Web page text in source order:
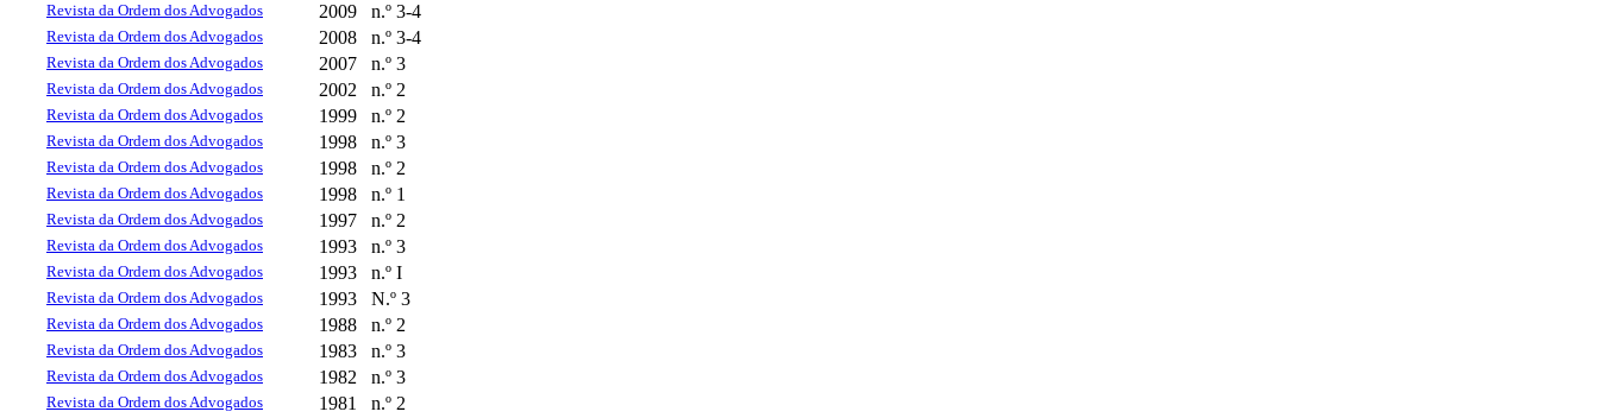
Revista da Ordem dos Advogados 2009 n.º 3-4
Revista da Ordem dos Advogados 2008 n.º 3-4
Revista da Ordem dos Advogados 2007 n.º 3
Revista da Ordem dos Advogados 2002 n.º 2
Revista da Ordem dos Advogados 1999 n.º 2
Revista da Ordem dos Advogados 1998 n.º 3
Revista da Ordem dos Advogados 1998 n.º 2
Revista da Ordem dos Advogados 1998 n.º 1
Revista da Ordem dos Advogados 1997 n.º 2
Revista da Ordem dos Advogados 1993 n.º 3
Revista da Ordem dos Advogados 1993 n.º I
Revista da Ordem dos Advogados 1993 N.º 3
Revista da Ordem dos Advogados 1988 n.º 2
Revista da Ordem dos Advogados 1983 n.º 3
Revista da Ordem dos Advogados 1982 n.º 3
Revista da Ordem dos Advogados 1981 n.º 2